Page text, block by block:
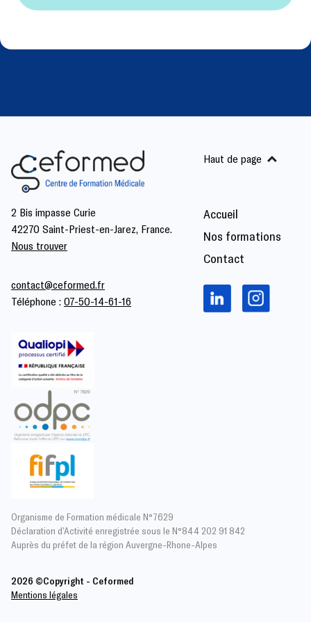
2 Bis impasse Curie
42270 Saint-Priest-en-Jarez, France.
Nous trouver
Organisme de Formation médicale N°7629
Déclaration d’Activité enregistrée sous le N°844 202 91 842
Auprès du préfet de la région Auvergne-Rhone-Alpes
Accueil
Nos formations
Contact
Haut de page
contact@ceformed.fr
Téléphone : 07-50-14-61-16
2026 ©Copyright - Ceformed
Mentions légales